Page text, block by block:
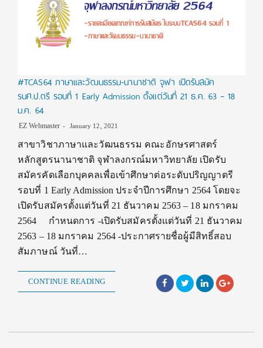
#TCAS64 ภาษาและวัฒนธรรม-นานาชาติ จุฬา เปิดรับสมัค
รนศ.ป.ตรี รอบที่ 1 Early Admission ตั้งแต่วันที่ 21 ธ.ค. 63 – 18
ม.ค. 64
EZ Webmaster January 12, 2021
สาขาวิชาภาษาและวัฒนธรรม คณะอักษรศาสตร์
หลักสูตรนานาชาติ จุฬาลงกรณ์มหาวิทยาลัย เปิดรับ
สมัครคัดเลือกบุคคลเพื่อเข้าศึกษาต่อระดับปริญญาตรี
รอบที่ 1 Early Admission ประจำปีการศึกษา 2564 โดยจะ
เปิดรับสมัครตั้งแต่วันที่ 21 ธันวาคม 2563 – 18 มกราคม
2564 กำหนดการ -เปิดรับสมัครตั้งแต่วันที่ 21 ธันวาคม
2563 – 18 มกราคม 2564 -ประกาศรายชื่อผู้มีสิทธิ์สอบ
สัมภาษณ์ วันที่…
CONTINUE READING